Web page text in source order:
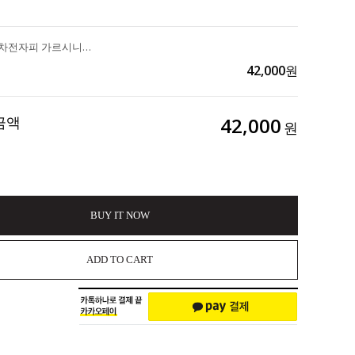
똥배 해결사 차전자피 가르시니아 변비직빵 탄수화물 커트 체지방감소 콜레스테롤 수치개선까지 가성비 TOP "내몸가벼움 다이어트 환 30포" 3box 113,040>>42,000
42,000원
액 42,000 원
BUY IT NOW
ADD TO CART